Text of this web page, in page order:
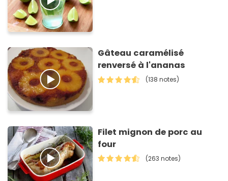
Gâteau caramélisé
renversé à l'ananas
(138 notes)
Filet mignon de porc au
four
(263 notes)